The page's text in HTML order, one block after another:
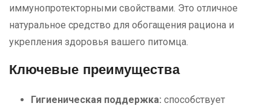
иммунопротекторными свойствами. Это отличное
натуральное средство для обогащения рациона и
укрепления здоровья вашего питомца.
Ключевые преимущества
Гигиеническая поддержка: способствует